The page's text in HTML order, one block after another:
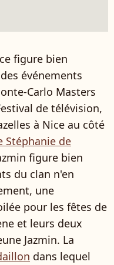
figure bien
événements
Carlo Masters
de télévision,
à Nice au côté
Stéphanie de
figure bien
du clan n'en
une
pour les fêtes de
et leurs deux
Jazmin. La
dans lequel